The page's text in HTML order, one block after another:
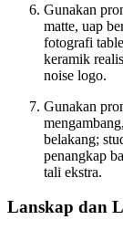
Gunakan
matte, uap
fotografi
keramik
noise logo.
Gunakan
belakang;
penangkap
tali ekstra.
Lanskap dan